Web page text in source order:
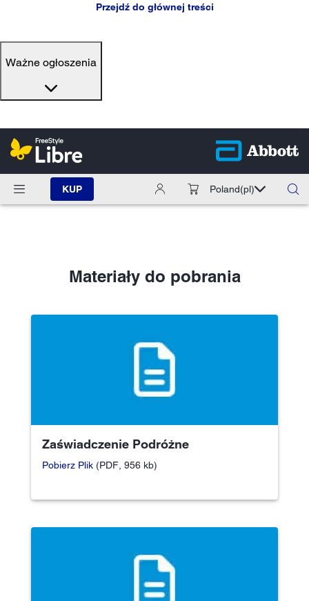
Przejdź do głównej treści
Ważne ogłoszenia
KUP Poland(pl)
Materiały do pobrania
Zaświadczenie Podróżne
Pobierz Plik (PDF, 956 kb)